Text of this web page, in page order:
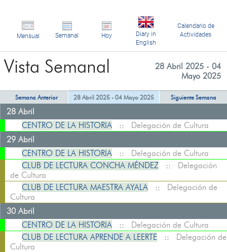
Mensual Semanal Hoy
Diary in
English
Calendario de
Actividades
Vista Semanal
28 Abril 2025 - 04
Mayo 2025
Semana Anterior 28 Abril 2025 - 04 Mayo 2025 Siguiente Semana
28 Abril
CENTRO DE LA HISTORIA :: Delegación de Cultura
29 Abril
CENTRO DE LA HISTORIA :: Delegación de Cultura
CLUB DE LECTURA CONCHA MÉNDEZ :: Delegación
de Cultura
CLUB DE LECTURA MAESTRA AYALA :: Delegación de
Cultura
30 Abril
CENTRO DE LA HISTORIA :: Delegación de Cultura
CLUB DE LECTURA APRENDE A LEERTE :: Delegación de
Cultura